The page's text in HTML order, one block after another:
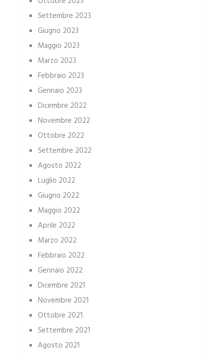
Settembre 2023
Giugno 2023
Maggio 2023
Marzo 2023
Febbraio 2023
Gennaio 2023
Dicembre 2022
Novembre 2022
Ottobre 2022
Settembre 2022
Agosto 2022
Luglio 2022
Giugno 2022
Maggio 2022
Aprile 2022
Marzo 2022
Febbraio 2022
Gennaio 2022
Dicembre 2021
Novembre 2021
Ottobre 2021
Settembre 2021
Agosto 2021